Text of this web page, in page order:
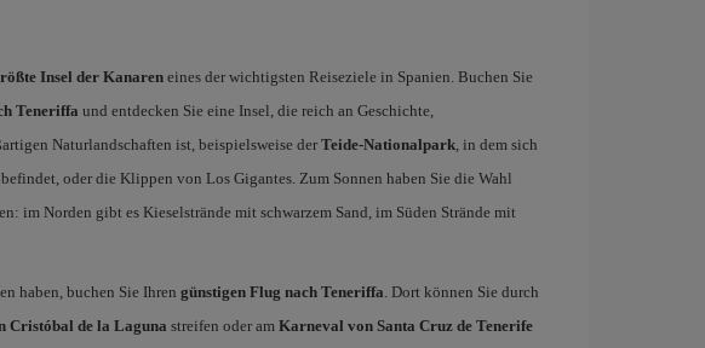
Insel der Kanareneines der wichtigsten Reiseziele in Spanien. Buchen Sie
Teneriffa und entdecken Sie eine Insel, die reich an Geschichte,
Naturlandschaften ist, beispielsweise derTeide-Nationalpark, in dem sich
oder die Klippen von Los Gigantes. Zum Sonnen haben Sie die Wahl
im Norden gibt es Kieselstrände mit schwarzem Sand, im Süden Strände mit
haben, buchen Sie Ihren günstigen Flug nach Teneriffa. Dort können Sie durch
Cristóbal de la Laguna streifen oder am Karneval von Santa Cruz de Tenerife